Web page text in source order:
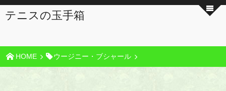
テニスの玉手箱
HOME ウージニー・ブシャール